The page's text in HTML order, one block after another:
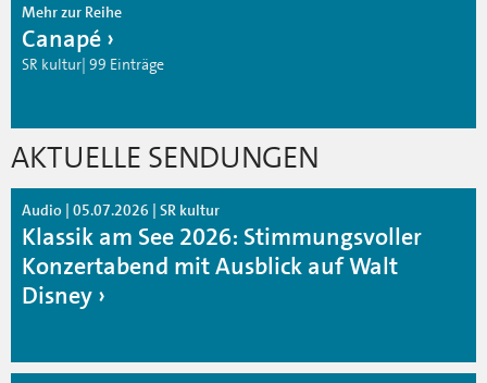
Mehr zur Reihe
Canapé
SR kultur| 99 Einträge
AKTUELLE SENDUNGEN
Audio | 05.07.2026 | SR kultur
Klassik am See 2026: Stimmungsvoller
Konzertabend mit Ausblick auf Walt
Disney